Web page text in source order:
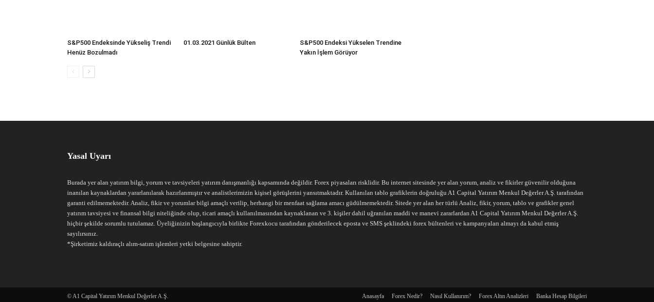
S&P500 Endeksinde Yükseliş Trendi
Henüz Bozulmadı
01.03.2021 Günlük Bülten
S&P500 Endeksi Yükselen Trendine
Yakın İşlem Görüyor
Yasal Uyarı
Burada yer alan yatırım bilgi, yorum ve tavsiyeleri yatırım danışmanlığı kapsamında değildir. Forex piyasaları risklidir. Bu internet sitesinde yer alan yorum, analiz ve fikirler güvenilir olduğuna
inanılan kaynaklardan yararlanılarak hazırlanmıştır ve analistlerimizin kişisel görüşlerini yansıtmaktadır. Kullanılan tablo grafiklerin doğruluğu A1 Capital Yatırım Menkul Değerler A.Ş. tarafından
garanti edilmemektedir. Analiz, fikir ve yorumlar bilgi amaçlı verilip, herhangi bir menfaat sağlama amacı güdülmemektedir. Sitede yer alan her türlü Analiz, fikir, yorum, tablo ve grafikler genel
yatırım tavsiyesi ve finansal bilgi niteliğinde olup, ticari amaçlı kullanılmasından kaynaklanan ve 3. kişiler dahil uğranılan maddi ve manevi zararlardan A1 Capital Yatırım Menkul Değerler A.Ş.
hiçbir şekilde sorumlu tutulamaz. Üyeliğinizin başlangıcıyla birlikte Forexkocu tarafından gönderilecek eposta ve SMS şeklindeki forex bültenleri ve kampanyaları almayı da kabul etmiş
sayılırsınız.
*Şirketimiz kaldıraçlı alım-satım işlemleri yetki belgesine sahiptir.
Anasayfa Forex Nedir? Nasıl Kullanırım? Forex Altın Analizleri Banka Hesap Bilgileri
© A1 Capital Yatırım Menkul Değerler A.Ş.